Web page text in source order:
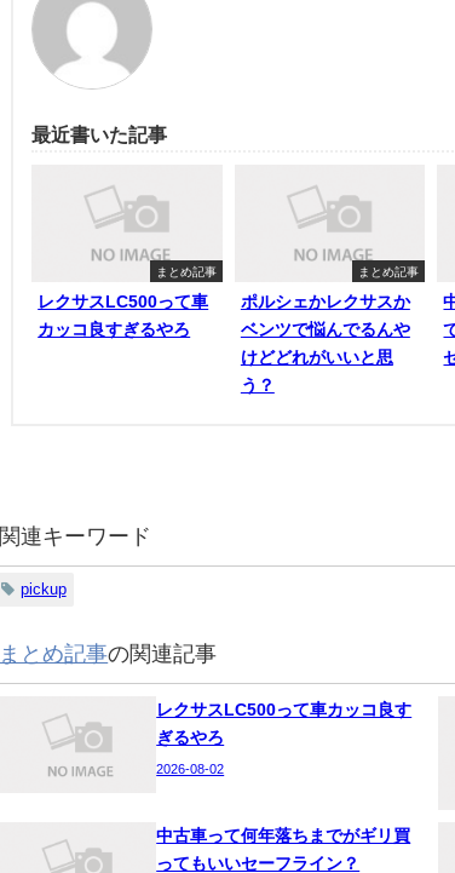
最近書いた記事
まとめ記事
レクサスLC500って車
カッコ良すぎるやろ
まとめ記事
ポルシェかレクサスか
ベンツで悩んでるんや
けどどれがいいと思
う？
関連キーワード
pickup
まとめ記事の関連記事
レクサスLC500って車カッコ良す
ぎるやろ
2026-08-02
中古車って何年落ちまでがギリ買
ってもいいセーフライン？